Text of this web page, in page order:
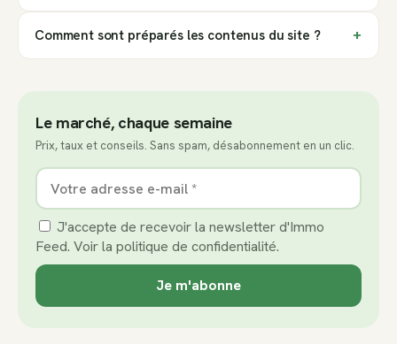
Comment sont préparés les contenus du site ?
Le marché, chaque semaine
Prix, taux et conseils. Sans spam, désabonnement en un clic.
J'accepte de recevoir la newsletter d'Immo
Feed. Voir la politique de confidentialité.